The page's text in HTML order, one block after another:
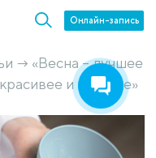
Онлайн-запись
→ «Весна – лучшее
и моложе»